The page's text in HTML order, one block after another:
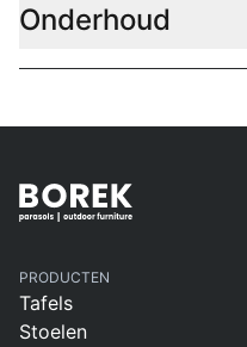
Onderhoud
PRODUCTEN
Tafels
Stoelen